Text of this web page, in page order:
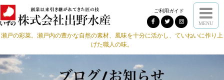
ご利用ガイド
MENU
瀬戸の彩菜。瀬戸内の豊かな自然の素材、風味を十分に活かし、ていねいに作り上
げた職人の味。